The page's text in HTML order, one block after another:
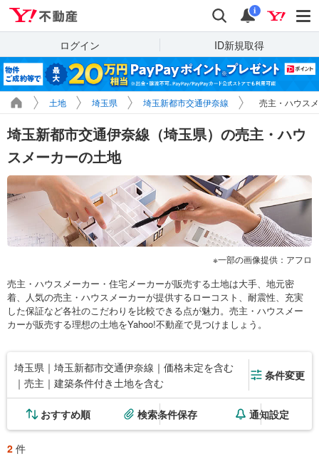
検索 通知
i
ログイン ID新規取得
土地 埼玉県 埼玉新都市交通伊奈線 売主・ハウス
埼玉新都市交通伊奈線（埼玉県）の売主・ハウ
スメーカーの土地
一部の画像提供：アフロ
売主・ハウスメーカー・住宅メーカーが販売する土地は大手、地元密
着、人気の売主・ハウスメーカーが提供するローコスト、耐震性、充実
した保証など各社のこだわりを比較できる点が魅力。売主・ハウスメー
カーが販売する理想の土地をYahoo!不動産で見つけましょう。
埼玉県｜埼玉新都市交通伊奈線｜価格未定を含む
｜売主｜建築条件付き土地を含む
条件変更
おすすめ順 検索条件保存 通知設定
2 件